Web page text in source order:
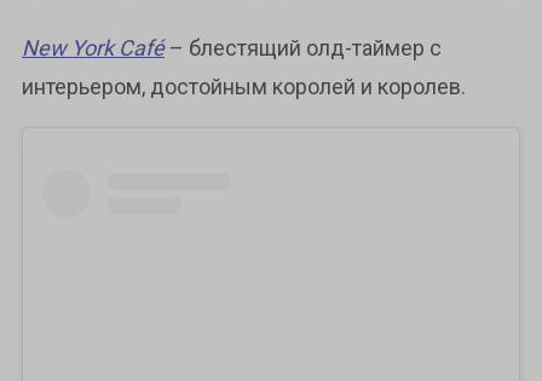
New York Café– блестящий олд-таймер с
интерьером, достойным королей и королев.